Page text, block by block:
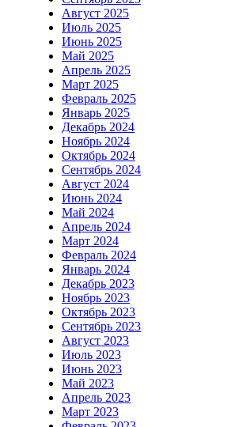
Август 2025
Июль 2025
Июнь 2025
Май 2025
Апрель 2025
Март 2025
Февраль 2025
Январь 2025
Декабрь 2024
Ноябрь 2024
Октябрь 2024
Сентябрь 2024
Август 2024
Июнь 2024
Май 2024
Апрель 2024
Март 2024
Февраль 2024
Январь 2024
Декабрь 2023
Ноябрь 2023
Октябрь 2023
Сентябрь 2023
Август 2023
Июль 2023
Июнь 2023
Май 2023
Апрель 2023
Март 2023